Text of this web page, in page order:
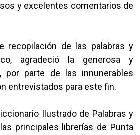
y excelentes comentarios de
recopilación de las palabras y
agradeció la generosa y
por parte de las innunerables
entrevistados para este fin.
Ilustrado de Palabras y
principales librerías de Punta